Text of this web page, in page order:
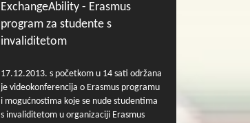
ExchangeAbility - Erasmus
program za studente s
invaliditetom
17.12.2013. s početkom u 14 sati održana
je videokonferencija o Erasmus programu
i mogućnostima koje se nude studentima
s invaliditetom u organizaciji Erasmus